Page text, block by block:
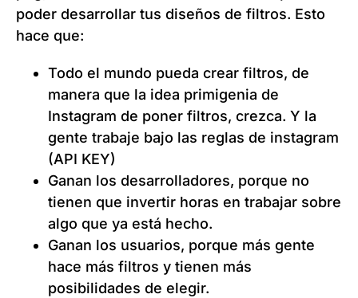
poder desarrollar tus diseños de filtros. Esto
hace que:
Todo el mundo pueda crear filtros, de
manera que la idea primigenia de
Instagram de poner filtros, crezca. Y la
gente trabaje bajo las reglas de instagram
(API KEY)
Ganan los desarrolladores, porque no
tienen que invertir horas en trabajar sobre
algo que ya está hecho.
Ganan los usuarios, porque más gente
hace más filtros y tienen más
posibilidades de elegir.